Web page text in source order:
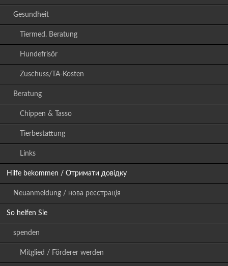
Gesundheit
Tiermed. Beratung
Hundefrisör
Zuschuss/TA-Kosten
Beratung
Chippen & Tasso
Tierbestattung
Links
Hilfe bekommen / Отримати довідку
Neuanmeldung / нова реєстрація
So helfen Sie
spenden
Mitglied / Förderer werden